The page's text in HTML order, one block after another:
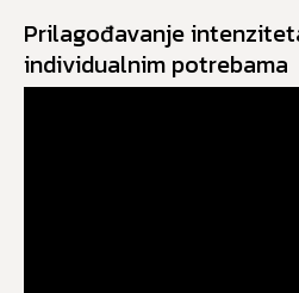
Prilagođavanje
individualnim potrebama